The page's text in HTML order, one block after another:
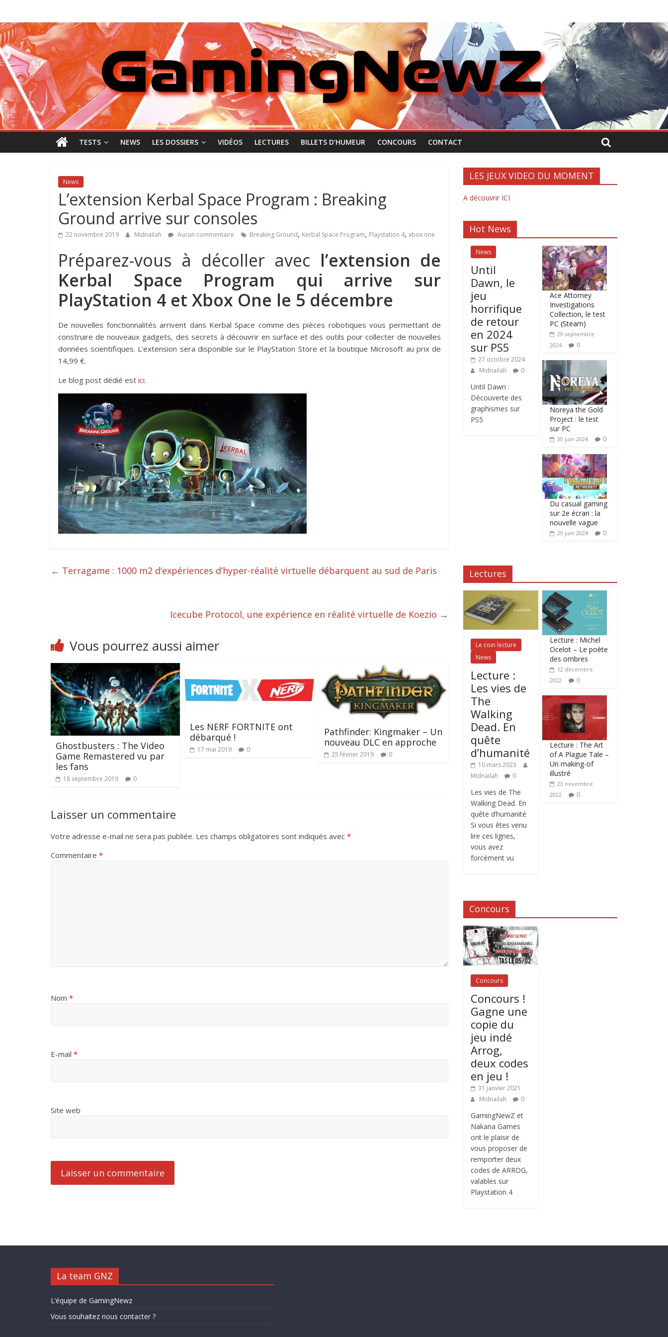
contenu
GamingNewZ
Tests
et
Actu
des
jeux
vidéo
TESTS NEWS LES DOSSIERS VIDÉOS LECTURES BILLETS D’HUMEUR CONCOURS CONTACT
News
L’extension Kerbal Space Program : Breaking
Ground arrive sur consoles
22 novembre 2019 Midnailah Aucun commentaire Breaking Ground, Kerbal Space Program, Playstation 4, xbox one
Préparez-vous à décoller avec l’extension de
Kerbal Space Program qui arrive sur
PlayStation 4 et Xbox One le 5 décembre
De nouvelles fonctionnalités arrivent dans Kerbal Space comme des pièces robotiques vous permettant de
construire de nouveaux gadgets, des secrets à découvrir en surface et des outils pour collecter de nouvelles
données scientifiques. L’extension sera disponible sur le PlayStation Store et la boutique Microsoft au prix de
14,99 €.
Le blog post dédié est ici.
← Terragame : 1000 m2 d’expériences d’hyper-réalité virtuelle débarquent au sud de Paris
Icecube Protocol, une expérience en réalité virtuelle de Koezio →
Vous pourrez aussi aimer
Ghostbusters : The Video
Game Remastered vu par
les fans
18 septembre 2019 0
Les NERF FORTNITE ont
débarqué !
17 mai 2019 0
Pathfinder: Kingmaker – Un
nouveau DLC en approche
25 février 2019 0
Laisser un commentaire
Votre adresse e-mail ne sera pas publiée. Les champs obligatoires sont indiqués avec *
Commentaire *
Nom *
E-mail *
Site web
LES JEUX VIDEO DU MOMENT
A découvrir ICI
Hot News
News
Until
Dawn, le
jeu
horrifique
de retour
en 2024
sur PS5
27 octobre 2024
Midnailah
0
Until Dawn :
Découverte des
graphismes sur
PS5
Ace Attorney
Investigations
Collection, le test
PC (Steam)
29 septembre
2024
0
Noreya the Gold
Project : le test
sur PC
30 juin 2024 0
Du casual gaming
sur 2e écran : la
nouvelle vague
29 juin 2024 0
Lectures
Le coin lecture
News
Lecture :
Les vies de
The
Walking
Dead. En
quête
d’humanité
10 mars 2023
Midnailah
0
Les vies de The
Walking Dead. En
quête d’humanité
Si vous êtes venu
lire ces lignes,
vous avez
forcément vu
Lecture : Michel
Ocelot – Le poète
des ombres
12 décembre
2022
0
Lecture : The Art
of A Plague Tale –
Un making-of
illustré
23 novembre
2022
0
Concours
Concours
Concours !
Gagne une
copie du
jeu indé
Arrog,
deux codes
en jeu !
31 janvier 2021
Midnailah
0
GamingNewZ et
Nakana Games
ont le plaisir de
vous proposer de
remporter deux
codes de ARROG,
valables sur
Playstation 4
La team GNZ
L’équipe de GamingNewz
Vous souhaitez nous contacter ?